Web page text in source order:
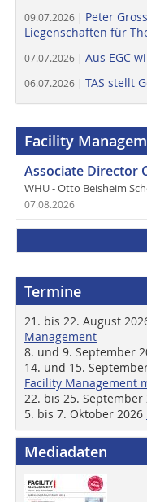
09.07.2026 | Peter
Liegenschaften für
07.07.2026 | Aus EGC
06.07.2026 | TAS stellt
Facility
Associate Director
WHU - Otto Beisheim
07.08.2026
Termine
21. bis 22. August
Management
8. und 9. September
14. und 15.
Facility Management
22. bis 25. September
5. bis 7. Oktober 2026
Mediadaten